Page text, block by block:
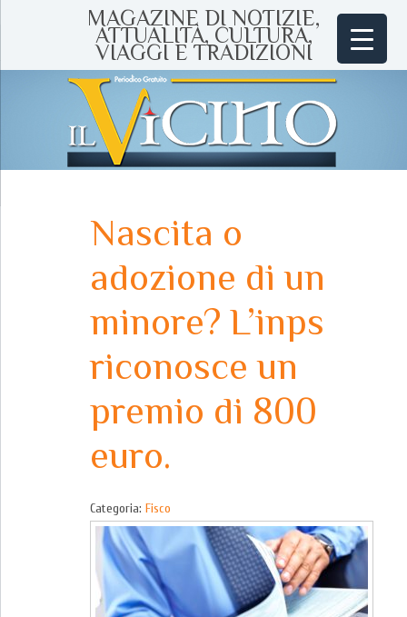
MAGAZINE DI NOTIZIE,
ATTUALITÀ, CULTURA,
VIAGGI E TRADIZIONI
Nascita o
adozione di un
minore? L’inps
riconosce un
premio di 800
euro.
Categoria: Fisco